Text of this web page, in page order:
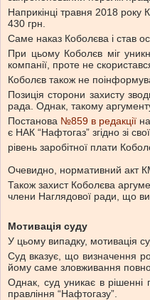
Наприкінці травня 2018 року
430 грн.
Саме наказ Коболєва і став
При цьому Коболєв міг
компанії, проте не
Коболєв також не
Позиція сторони захисту
рада. Однак, такому
Постанова №859 в редакції
є НАК “Нафтогаз” згідно зі
рівень заробітної плати
Очевидно, нормативний акт
Також захист Коболєва
члени Наглядової ради, що
Мотивація суду
У цьому випадку, мотивація
Суд вказує, що визначення
йому саме зловживання
Однак, суд уникає в рішенні
правління “Нафтогазу”.